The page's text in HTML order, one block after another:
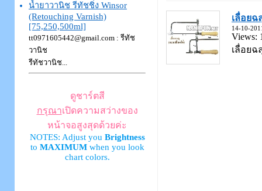
น้ำยาวานิช รีทัชชิ่ง Winsor
(Retouching Varnish)
[75,250,500ml]
tt0971605442@gmail.com : รีทัช
วานิช
รีทัชวานิช...
ดูชาร์ตสี
กรุณาเปิดความสว่างของ
หน้าจอสูงสุดด้วยค่ะ
NOTES: Adjust you Brightness
to MAXIMUMwhen you look
chart colors.
เลื่อยฉ
14-10-
Views:
เลื่อยฉ